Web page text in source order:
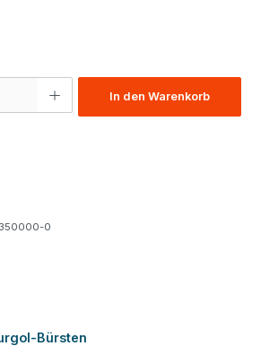
den gewünschten Wert ein oder benutze die
In den Warenkorb
350000-0
überspringen
Bürsten